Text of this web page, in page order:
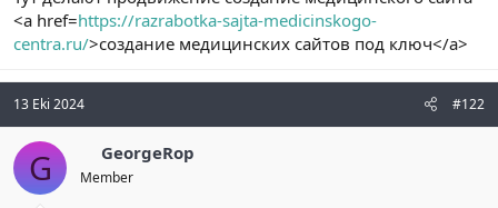
t
a
n
i
h
i
<a href=https://razrabotka-sajta-medicinskogo-
centra.ru/>создание медицинских сайтов под ключ</a>
13 Eki 2024 #122
G GeorgeRop
Member